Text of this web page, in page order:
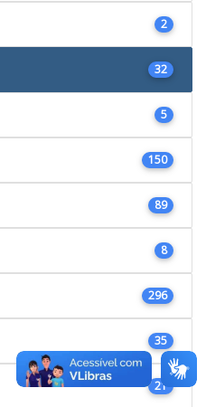
2
32
5
150
89
8
296
35
21